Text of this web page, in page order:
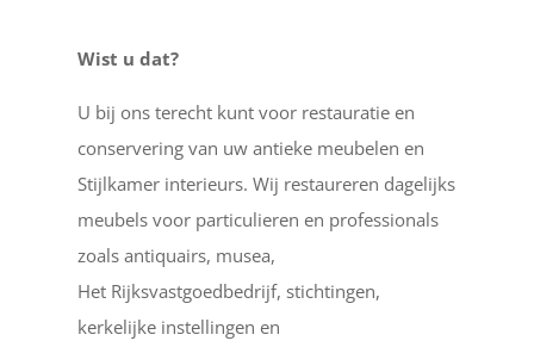
Wist u dat?
U bij ons terecht kunt voor restauratie en
conservering van uw antieke meubelen en
Stijlkamer interieurs. Wij restaureren dagelijks
meubels voor particulieren en professionals
zoals antiquairs, musea,
Het Rijksvastgoedbedrijf, stichtingen,
kerkelijke instellingen en